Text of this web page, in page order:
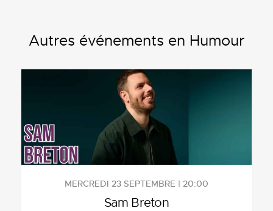
Autres événements en Humour
MERCREDI 23 SEPTEMBRE | 20:00
Sam Breton